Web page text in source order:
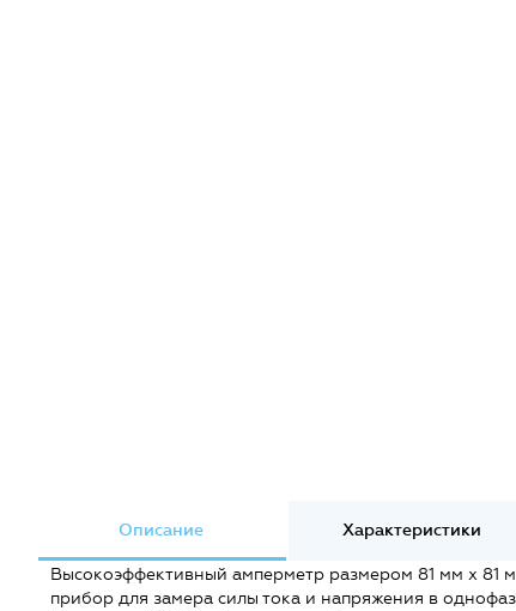
Описание Характеристики
Высокоэффективный амперметр размером 81 мм х 81
прибор для замера силы тока и напряжения в